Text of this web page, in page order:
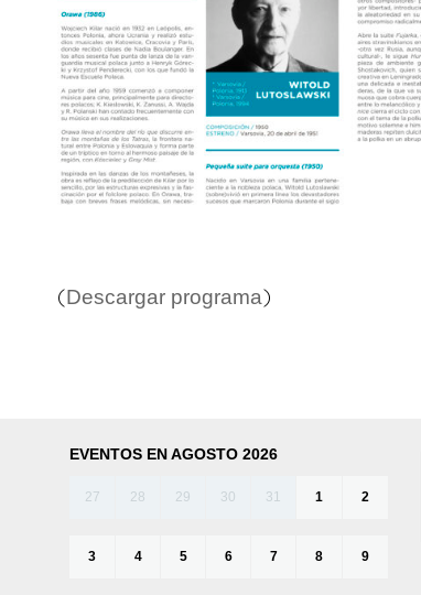
( Descargar programa )
EVENTOS EN AGOSTO 2026
27 28 29 30 31 1 2
3 4 5 6 7 8 9